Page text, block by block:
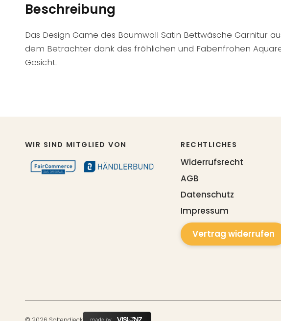
Beschreibung
Das Design Game des Baumwoll Satin Bettwäsche Garnitur
dem Betrachter dank des fröhlichen und Fabenfrohen
Gesicht.
WIR SIND MITGLIED VON RECHTLICHES
Widerrufsrecht
AGB
Datenschutz
Impressum
Vertrag widerrufen